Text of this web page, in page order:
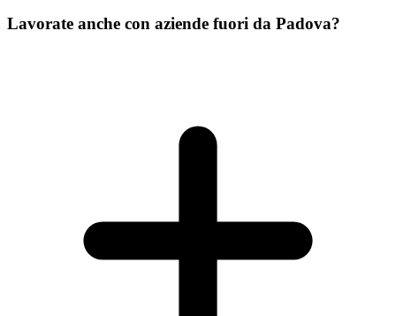
Lavorate anche con aziende fuori da Padova?